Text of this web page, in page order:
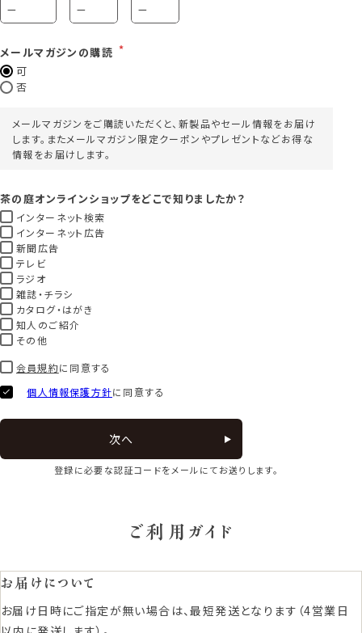
メールマガジンの購読
可
否
メールマガジンをご購読いただくと、新製品やセール情報をお届け
します。またメールマガジン限定クーポンやプレゼントなどお得な
情報をお届けします。
茶の庭オンラインショップをどこで知りましたか？
インターネット検索
インターネット広告
新聞広告
テレビ
ラジオ
雑誌・チラシ
カタログ・はがき
知人のご紹介
その他
会員規約に同意する
個人情報保護方針に同意する
次へ
登録に必要な認証コードをメールにてお送りします。
ご利用ガイド
お届けについて
お届け日時にご指定が無い場合は、最短発送となります（4営業日